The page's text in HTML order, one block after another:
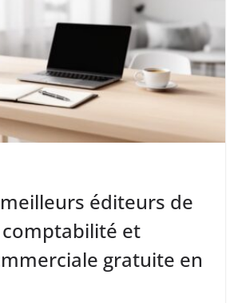
éditeurs de
et
gratuite en